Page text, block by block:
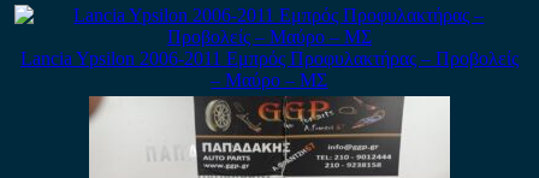
Lancia Ypsilon 2006-2011 Εμπρός Προφυλακτήρας – Προβολείς
– Μαύρο – ΜΣ